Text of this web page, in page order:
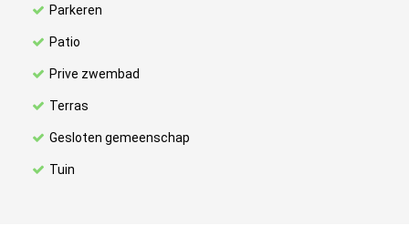
Parkeren
Patio
Prive zwembad
Terras
Gesloten gemeenschap
Tuin